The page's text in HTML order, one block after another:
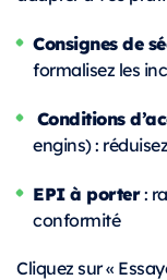
Consignes de
formalisez les
Conditions
engins) :
EPI à porter:
conformité
Cliquez sur «